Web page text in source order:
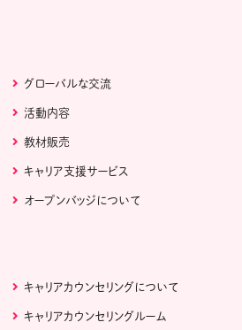
グローバルな交流
活動内容
教材販売
キャリア支援サービス
オープンバッジについて
キャリアカウンセリングについて
キャリアカウンセリングルーム